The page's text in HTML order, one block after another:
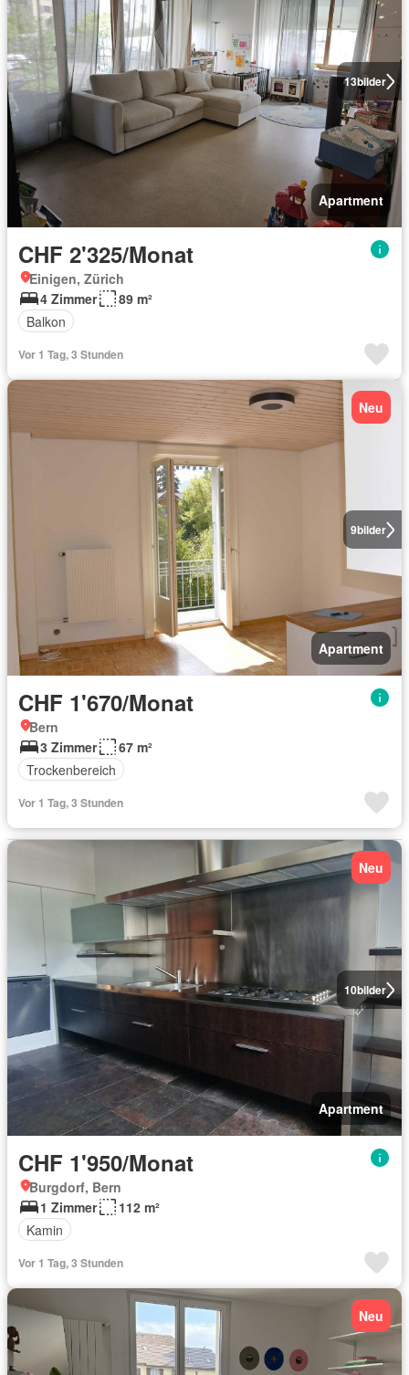
13bilder
Apartment
CHF 2'325/Monat
Einigen, Zürich
4 Zimmer
89 m²
Balkon
Vor 1 Tag, 3 Stunden
9bilder
Neu
Apartment
CHF 1'670/Monat
Bern
3 Zimmer
67 m²
Trockenbereich
Vor 1 Tag, 3 Stunden
10bilder
Neu
Apartment
CHF 1'950/Monat
Burgdorf, Bern
1 Zimmer
112 m²
Kamin
Vor 1 Tag, 3 Stunden
Neu